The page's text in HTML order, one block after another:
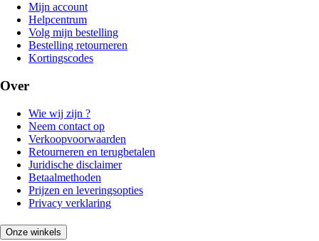
Mijn account
Helpcentrum
Volg mijn bestelling
Bestelling retourneren
Kortingscodes
Over
Wie wij zijn ?
Neem contact op
Verkoopvoorwaarden
Retourneren en terugbetalen
Juridische disclaimer
Betaalmethoden
Prijzen en leveringsopties
Privacy verklaring
Onze winkels